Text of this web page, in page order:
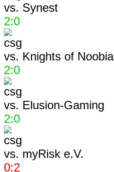
vs. Synest
2:0
vs. Knights of Noobia
2:0
vs. Elusion-Gaming
2:0
vs. myRisk e.V.
0:2